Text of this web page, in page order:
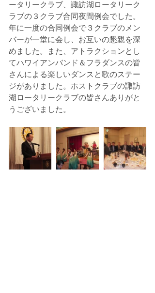
ータリークラブ、諏訪湖ロータリーク
ラブの３クラブ合同夜間例会でした。
年に一度の合同例会で３クラブのメン
バーが一堂に会し、お互いの懇親を深
めました。また、アトラクションとし
てハワイアンバンド＆フラダンスの皆
さんによる楽しいダンスと歌のステー
ジがありました。ホストクラブの諏訪
湖ロータリークラブの皆さんありがと
うございました。